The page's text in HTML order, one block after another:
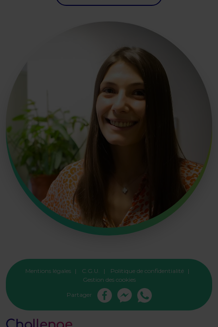
Mentions légales C.G.U.
Politique de confidentialité
Gestion des cookies
Partager